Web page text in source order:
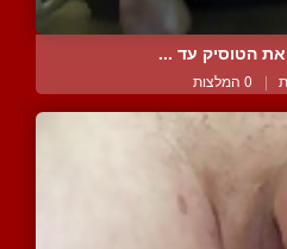
הטוסיק עד ...
| 0 המלצות